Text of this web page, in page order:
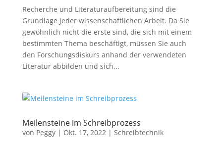
Recherche und Literaturaufbereitung sind die
Grundlage jeder wissenschaftlichen Arbeit. Da Sie
gewöhnlich nicht die erste sind, die sich mit einem
bestimmten Thema beschäftigt, müssen Sie auch
den Forschungsdiskurs anhand der verwendeten
Literatur abbilden und sich...
Meilensteine im Schreibprozess
von Peggy| Okt. 17, 2022| Schreibtechnik
Erfahrungen
Diese Cookies
sorgen dafür,
dass die
Website
während Ihres
Besuchs gut
Cookies
Funktionen
auf der